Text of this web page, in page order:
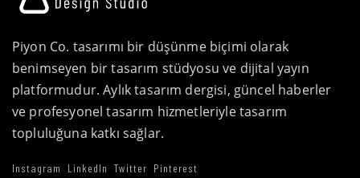
Piyon Co. tasarımı bir düşünme biçimi olarak
benimseyen bir tasarım stüdyosu ve dijital yayın
platformudur. Aylık tasarım dergisi, güncel haberler
ve profesyonel tasarım hizmetleriyle tasarım
topluluğuna katkı sağlar.
Instagram LinkedIn Twitter Pinterest